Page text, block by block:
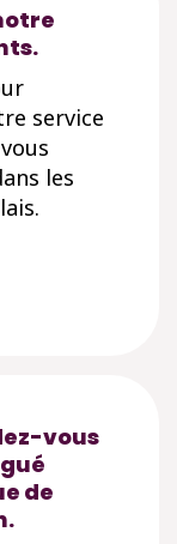
service
les
vous
de